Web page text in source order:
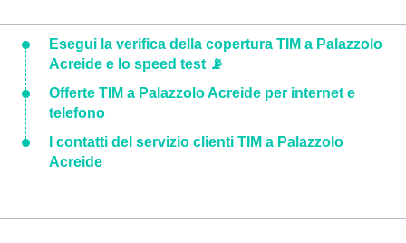
Esegui la verifica della copertura TIM a Palazzolo
Acreide e lo speed test 📡
Offerte TIM a Palazzolo Acreide per internet e
telefono
I contatti del servizio clienti TIM a Palazzolo
Acreide